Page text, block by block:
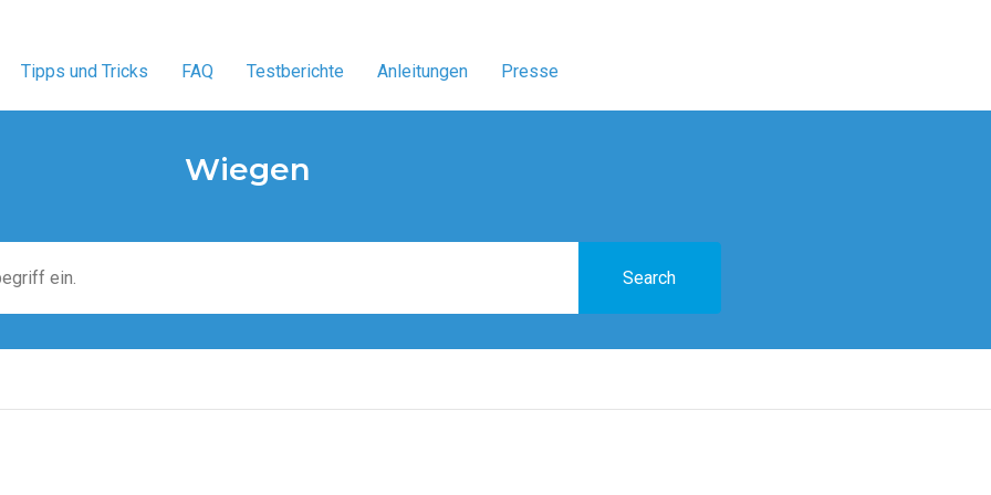
Tipps und Tricks FAQ Testberichte Anleitungen Presse
Wiegen